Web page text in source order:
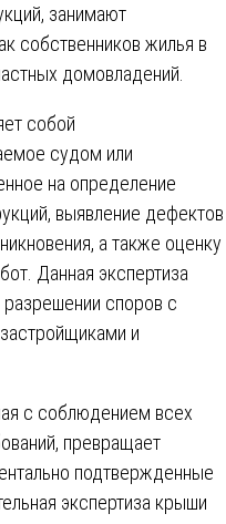
занимают
собственников жилья в
домовладений.
собой
судом или
на определение
выявление дефектов
а также оценку
Данная экспертиза
споров с
и
с соблюдением всех
превращает
подтвержденные
экспертиза крыши